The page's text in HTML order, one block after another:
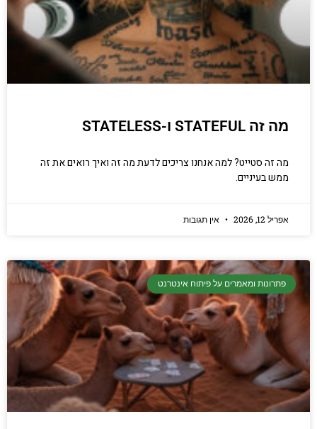
מה זה STATEFUL ו-STATELESS
מה זה סטייט? למה אנחנו צריכים לדעת מה זה ואיך רואים את זה
ממש בעיניים.
אפריל 12, 2026 אין תגובות
פתרונות ומאמרים על פיתוח אינטרנט